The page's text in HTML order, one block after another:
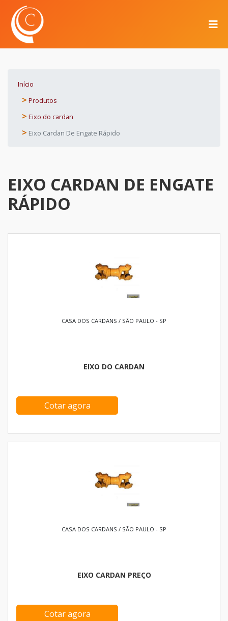
Início
Produtos
Eixo do cardan
Eixo Cardan De Engate Rápido
EIXO CARDAN DE ENGATE
RÁPIDO
CASA DOS CARDANS / SÃO PAULO - SP
EIXO DO CARDAN
Cotar agora
CASA DOS CARDANS / SÃO PAULO - SP
EIXO CARDAN PREÇO
Cotar agora